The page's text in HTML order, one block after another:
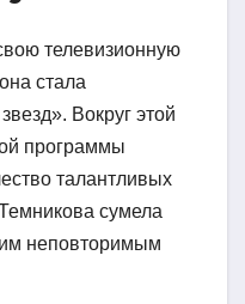
телевизионную
стала
Вокруг этой
программы
талантливых
сумела
неповторимым